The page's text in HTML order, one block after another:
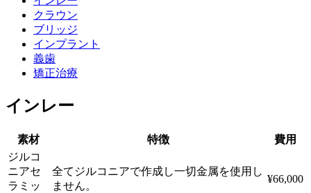
クラウン
ブリッジ
インプラント
義歯
矯正治療
インレー
素材 特徴
費用
ジルコ
ニアセ
ラミッ
全てジルコニアで作成し一切金属を使用し
ません。
¥66,000